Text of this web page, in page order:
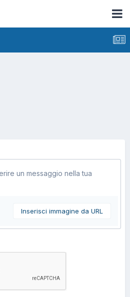
un messaggio nella tua
Inserisci immagine da URL